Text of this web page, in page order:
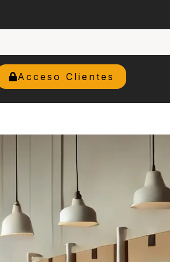
Acceso Clientes